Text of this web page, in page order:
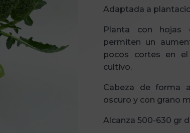
Adaptada a
Planta con hojas
permiten un
pocos cortes en
cultivo.
Cabeza de forma
oscuro y con grano
Alcanza 500-630 gr